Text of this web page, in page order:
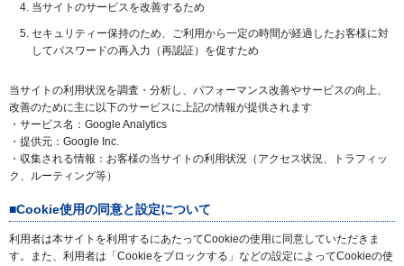
当サイトのサービスを改善するため
セキュリティー保持のため、ご利用から一定の時間が経過したお客様に対
してパスワードの再入力（再認証）を促すため
当サイトの利用状況を調査・分析し、パフォーマンス改善やサービスの向上、
改善のために主に以下のサービスに上記の情報が提供されます
・サービス名：Google Analytics
・提供元：Google Inc.
・収集される情報：お客様の当サイトの利用状況（アクセス状況、トラフィッ
ク、ルーティング等）
■Cookie使用の同意と設定について
利用者は本サイトを利用するにあたってCookieの使用に同意していただきま
す。また、利用者は「Cookieをブロックする」などの設定によってCookieの使